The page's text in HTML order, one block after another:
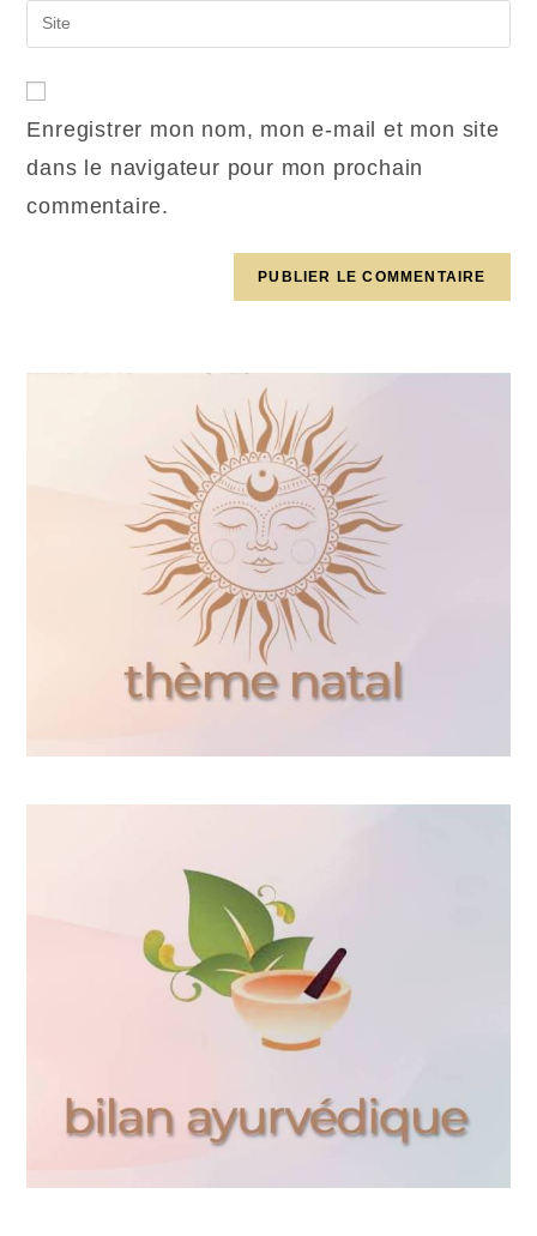
Enregistrer mon nom, mon e-mail et mon site
dans le navigateur pour mon prochain
commentaire.